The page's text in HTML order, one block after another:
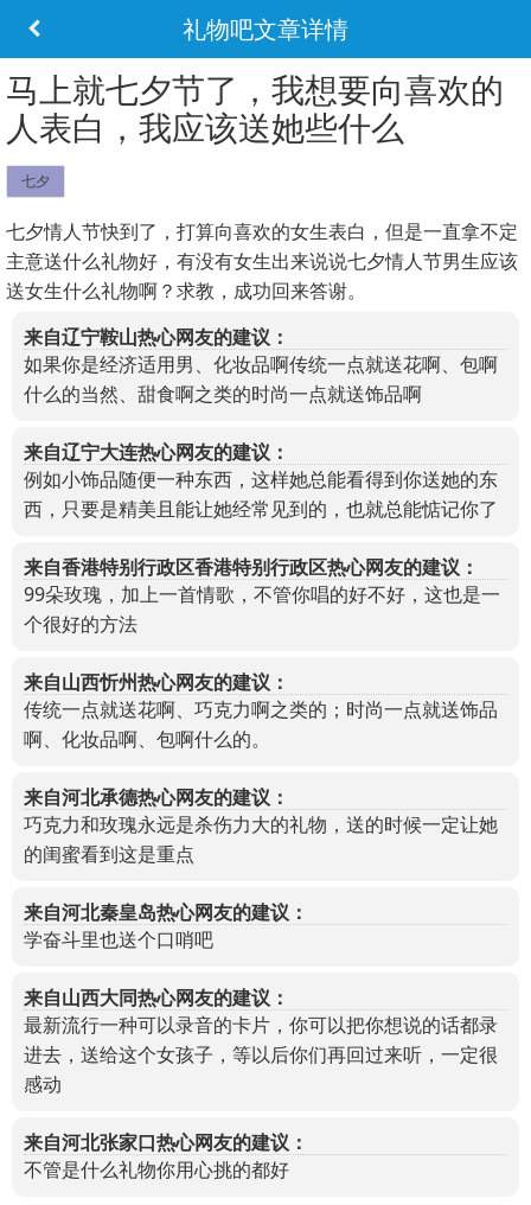
礼物吧文章详情
马上就七夕节了，我想要向喜欢的
人表白，我应该送她些什么
七夕
七夕情人节快到了，打算向喜欢的女生表白，但是一直拿不定
主意送什么礼物好，有没有女生出来说说七夕情人节男生应该
送女生什么礼物啊？求教，成功回来答谢。
来自辽宁鞍山热心网友的建议：
如果你是经济适用男、化妆品啊传统一点就送花啊、包啊
什么的当然、甜食啊之类的时尚一点就送饰品啊
来自辽宁大连热心网友的建议：
例如小饰品随便一种东西，这样她总能看得到你送她的东
西，只要是精美且能让她经常见到的，也就总能惦记你了
来自香港特别行政区香港特别行政区热心网友的建议：
99朵玫瑰，加上一首情歌，不管你唱的好不好，这也是一
个很好的方法
来自山西忻州热心网友的建议：
传统一点就送花啊、巧克力啊之类的；时尚一点就送饰品
啊、化妆品啊、包啊什么的。
来自河北承德热心网友的建议：
巧克力和玫瑰永远是杀伤力大的礼物，送的时候一定让她
的闺蜜看到这是重点
来自河北秦皇岛热心网友的建议：
学奋斗里也送个口哨吧
来自山西大同热心网友的建议：
最新流行一种可以录音的卡片，你可以把你想说的话都录
进去，送给这个女孩子，等以后你们再回过来听，一定很
感动
来自河北张家口热心网友的建议：
不管是什么礼物你用心挑的都好